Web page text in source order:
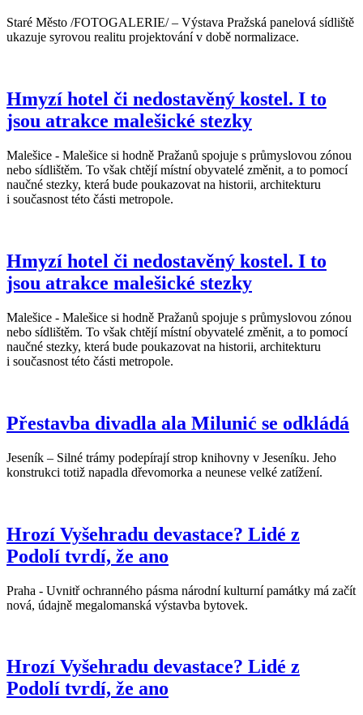
Staré Město /FOTOGALERIE/ – Výstava Pražská panelová sídliště
ukazuje syrovou realitu projektování v době normalizace.
Hmyzí hotel či nedostavěný kostel. I to
jsou atrakce malešické stezky
Malešice - Malešice si hodně Pražanů spojuje s průmyslovou zónou
nebo sídlištěm. To však chtějí místní obyvatelé změnit, a to pomocí
naučné stezky, která bude poukazovat na historii, architekturu
i současnost této části metropole.
Hmyzí hotel či nedostavěný kostel. I to
jsou atrakce malešické stezky
Malešice - Malešice si hodně Pražanů spojuje s průmyslovou zónou
nebo sídlištěm. To však chtějí místní obyvatelé změnit, a to pomocí
naučné stezky, která bude poukazovat na historii, architekturu
i současnost této části metropole.
Přestavba divadla ala Milunić se odkládá
Jeseník – Silné trámy podepírají strop knihovny v Jeseníku. Jeho
konstrukci totiž napadla dřevomorka a neunese velké zatížení.
Hrozí Vyšehradu devastace? Lidé z
Podolí tvrdí, že ano
Praha - Uvnitř ochranného pásma národní kulturní památky má začít
nová, údajně megalomanská výstavba bytovek.
Hrozí Vyšehradu devastace? Lidé z
Podolí tvrdí, že ano